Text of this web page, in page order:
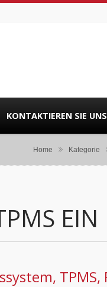
KONTAKTIEREN SIE UNS
Home Kategorie
EIN
TPMS,